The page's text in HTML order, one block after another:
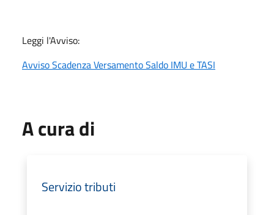
Leggi l'Avviso:
Avviso Scadenza Versamento Saldo IMU e TASI
A cura di
Servizio tributi